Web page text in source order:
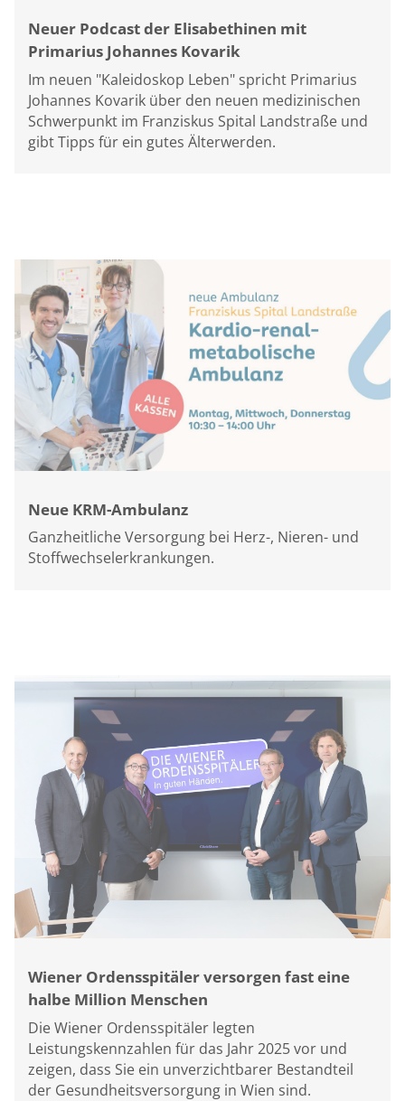
Neuer Podcast der Elisabethinen mit
Primarius Johannes Kovarik
Im neuen "Kaleidoskop Leben" spricht Primarius
Johannes Kovarik über den neuen medizinischen
Schwerpunkt im Franziskus Spital Landstraße und
gibt Tipps für ein gutes Älterwerden.
Neue KRM-Ambulanz
Ganzheitliche Versorgung bei Herz-, Nieren- und
Stoffwechselerkrankungen.
Wiener Ordensspitäler versorgen fast eine
halbe Million Menschen
Die Wiener Ordensspitäler legten
Leistungskennzahlen für das Jahr 2025 vor und
zeigen, dass Sie ein unverzichtbarer Bestandteil
der Gesundheitsversorgung in Wien sind.